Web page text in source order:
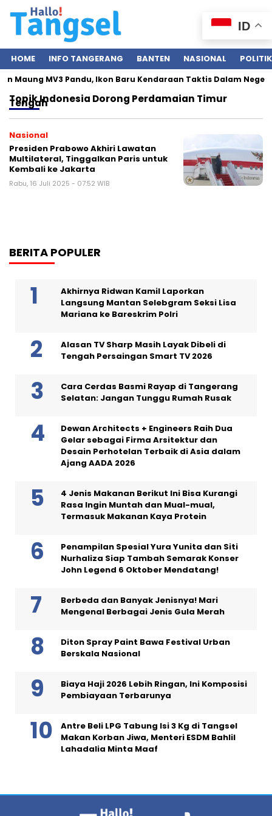
HOME INFO TANGERANG BANTEN NASIONAL POLITIK
Maung MV3 Pandu, Ikon Baru Kendaraan Taktis Dalam Negeri
TopikIndonesia Dorong Perdamaian Timur
Tengah
Nasional
Presiden Prabowo Akhiri Lawatan
Multilateral, Tinggalkan Paris untuk
Kembali ke Jakarta
Rabu, 16 Juli 2025 - 07:52 WIB
BERITA POPULER
Akhirnya Ridwan Kamil Laporkan
Langsung Mantan Selebgram Seksi Lisa
Mariana ke Bareskrim Polri
Alasan TV Sharp Masih Layak Dibeli di
Tengah Persaingan Smart TV 2026
Cara Cerdas Basmi Rayap di Tangerang
Selatan: Jangan Tunggu Rumah Rusak
Dewan Architects + Engineers Raih Dua
Gelar sebagai Firma Arsitektur dan
Desain Perhotelan Terbaik di Asia dalam
Ajang AADA 2026
4 Jenis Makanan Berikut Ini Bisa Kurangi
Rasa Ingin Muntah dan Mual-mual,
Termasuk Makanan Kaya Protein
Penampilan Spesial Yura Yunita dan Siti
Nurhaliza Siap Tambah Semarak Konser
John Legend 6 Oktober Mendatang!
Berbeda dan Banyak Jenisnya! Mari
Mengenal Berbagai Jenis Gula Merah
Diton Spray Paint Bawa Festival Urban
Berskala Nasional
Biaya Haji 2026 Lebih Ringan, Ini Komposisi
Pembiayaan Terbarunya
Antre Beli LPG Tabung Isi 3 Kg di Tangsel
Makan Korban Jiwa, Menteri ESDM Bahlil
Lahadalia Minta Maaf
ID